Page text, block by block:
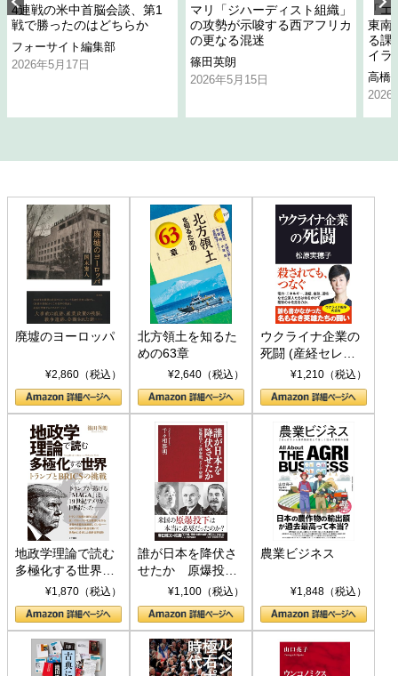
4連戦の米中首脳会談、第1
戦で勝ったのはどちらか
フォーサイト編集部
2026年5月17日
マリ「ジハーディスト組織」
の攻勢が示唆する西アフリカ
の更なる混迷
篠田英朗
2026年5月15日
「
東南
る課
イラ
高橋
2026
廃墟のヨーロッパ
¥2,860（税込）
北方領土を知るた
めの63章
¥2,640（税込）
ウクライナ企業の
死闘 (産経セレク
ト S 039)¥1,210（税込）
地政学理論で読む
多極化する世界：
トランプとBRICS
の挑戦
¥1,870（税込）
誰が日本を降伏さ
せたか 原爆投
下、ソ連参戦、そ
して聖断 (PHP新
書)
¥1,100（税込）
農業ビジネス
¥1,848（税込）